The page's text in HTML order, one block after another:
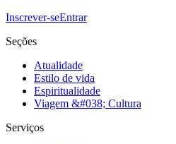
Inscrever-seEntrar
Seções
Atualidade
Estilo de vida
Espiritualidade
Viagem &#038; Cultura
Serviços